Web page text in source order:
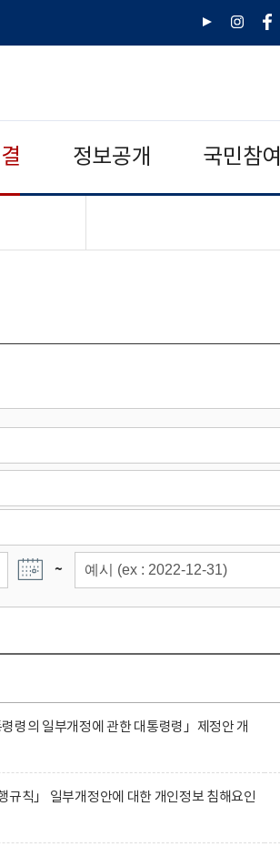
유
인
페
정보공개 국민참여
~
령의 일부개정에 관한 대통령령」제정안 개
규칙」 일부개정안에 대한 개인정보 침해요인